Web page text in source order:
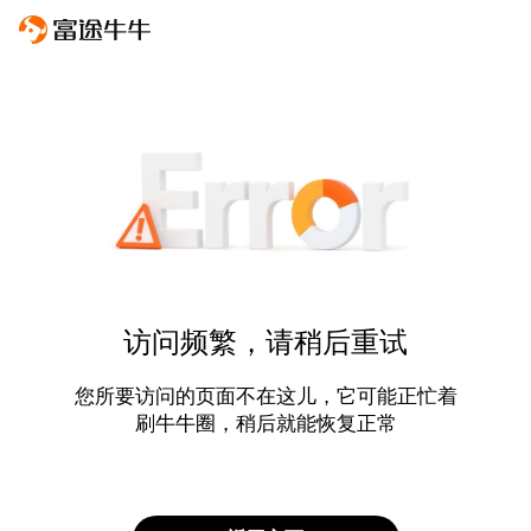
访问频繁，请稍后重试
您所要访问的页面不在这儿，它可能正忙着
刷牛牛圈，稍后就能恢复正常